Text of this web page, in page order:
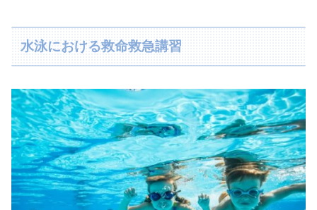
水泳における救命救急講習